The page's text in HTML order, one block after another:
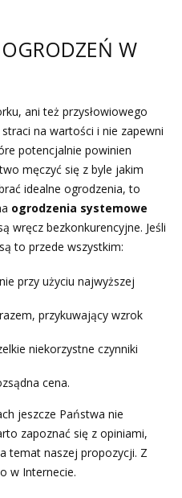
W
ani też przysłowiowego
na wartości i nie zapewni
potencjalnie powinien
męczyć się z byle jakim
idealne ogrodzenia, to
ogrodzenia systemowe
wręcz bezkonkurencyjne. Jeśli
to przede wszystkim:
przy użyciu najwyższej
przykuwający wzrok
niekorzystne czynniki
cena.
jeszcze Państwa nie
zapoznać się z opiniami,
temat naszej propozycji. Z
w Internecie.